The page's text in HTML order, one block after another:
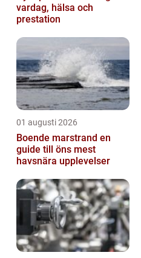
vardag, hälsa och
prestation
01 augusti 2026
Boende marstrand en
guide till öns mest
havsnära upplevelser